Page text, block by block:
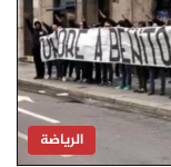
الرياضة